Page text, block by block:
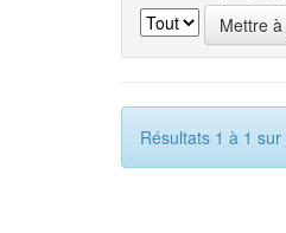
Résultats 1 à 1